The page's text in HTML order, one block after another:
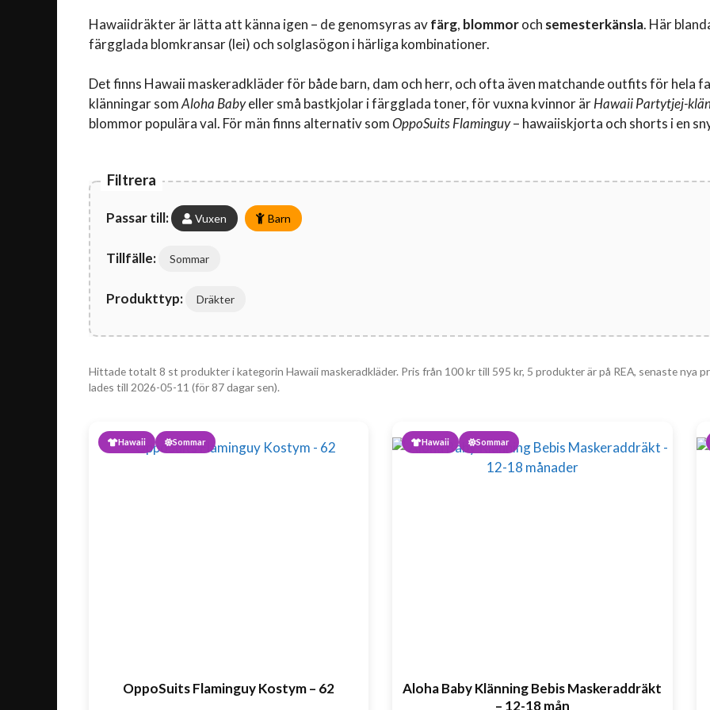
Hawaiidräkter är lätta att känna igen – de genomsyras avfärg, blommoroch semesterkänsla. Här
färgglada blomkransar (lei) och solglasögon i härliga kombinationer.
Det finns Hawaii maskeradkläder för både barn, dam och herr, och ofta även matchande outfits för hela
klänningar somAloha Babyeller små bastkjolar i färgglada toner, för vuxna kvinnor ärHawaii Partytjej-
blommor populära val. För män finns alternativ somOppoSuits Flaminguy– hawaiiskjorta och shorts i en
Filtrera
Passar till: Vuxen Barn
Tillfälle: Sommar
Produkttyp: Dräkter
Hittade totalt 8 st produkter i kategorin Hawaii maskeradkläder. Pris från 100krtill 595 kr, 5 produkter är på REA, senaste nya
lades till 2026-05-11 (för 87 dagar sen).
Hawaii Sommar
OppoSuits Flaminguy Kostym – 62
Hawaii Sommar
Aloha Baby Klänning Bebis Maskeraddräkt
– 12-18 mån